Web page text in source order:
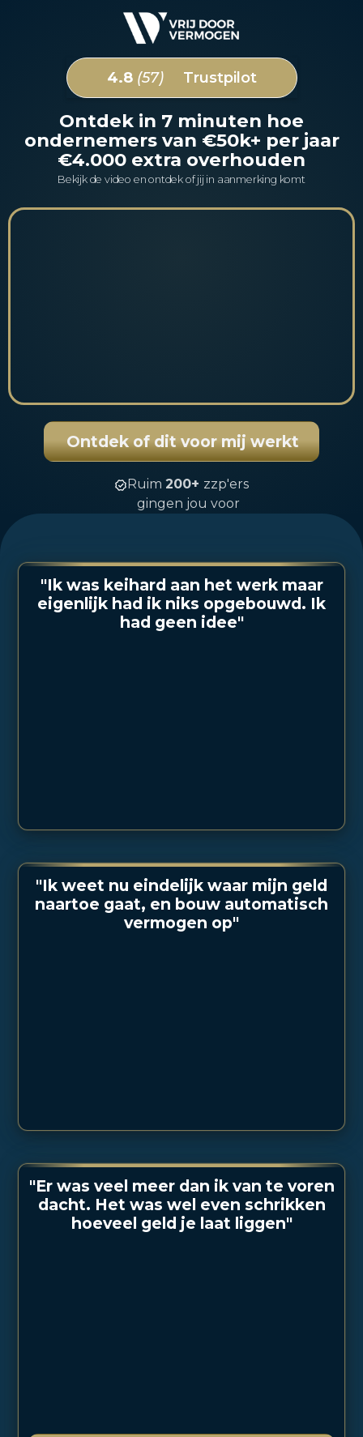
4.8 (57) Trustpilot
Ontdek in 7 minuten hoe
ondernemers van €50k+ per jaar
€4.000 extra overhouden
Bekijk de video en ontdek of jij in aanmerking komt
Ontdek of dit voor mij werkt
Ruim 200+ zzp'ers
gingen jou voor
"Ik was keihard aan het werk maar
eigenlijk had ik niks opgebouwd. Ik
had geen idee"
"Ik weet nu eindelijk waar mijn geld
naartoe gaat, en bouw automatisch
vermogen op"
"Er was veel meer dan ik van te voren
dacht. Het was wel even schrikken
hoeveel geld je laat liggen"